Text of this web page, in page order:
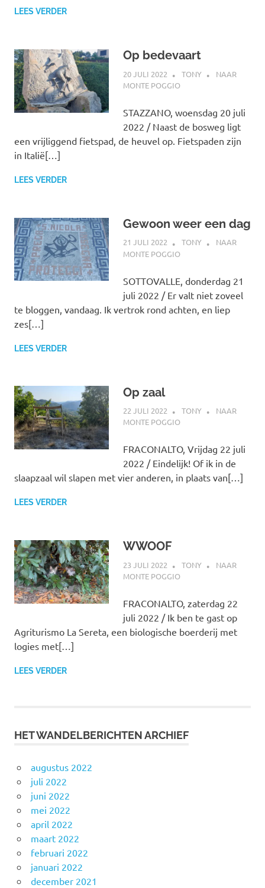
LEES VERDER
Op bedevaart
20 JULI 2022 TONY
NAAR
MONTE POGGIO
STAZZANO, woensdag 20 juli
2022 / Naast de bosweg ligt
een vrijliggend fietspad, de heuvel op. Fietspaden zijn
in Italië[…]
LEES VERDER
Gewoon weer een dag
21 JULI 2022 TONY
NAAR
MONTE POGGIO
SOTTOVALLE, donderdag 21
juli 2022 / Er valt niet zoveel
te bloggen, vandaag. Ik vertrok rond achten, en liep
zes[…]
LEES VERDER
Op zaal
22 JULI 2022 TONY
NAAR
MONTE POGGIO
FRACONALTO, Vrijdag 22 juli
2022 / Eindelijk! Of ik in de
slaapzaal wil slapen met vier anderen, in plaats van[…]
LEES VERDER
WWOOF
23 JULI 2022 TONY
NAAR
MONTE POGGIO
FRACONALTO, zaterdag 22
juli 2022 / Ik ben te gast op
Agriturismo La Sereta, een biologische boerderij met
logies met[…]
LEES VERDER
HET WANDELBERICHTEN ARCHIEF
augustus 2022
juli 2022
juni 2022
mei 2022
april 2022
maart 2022
februari 2022
januari 2022
december 2021